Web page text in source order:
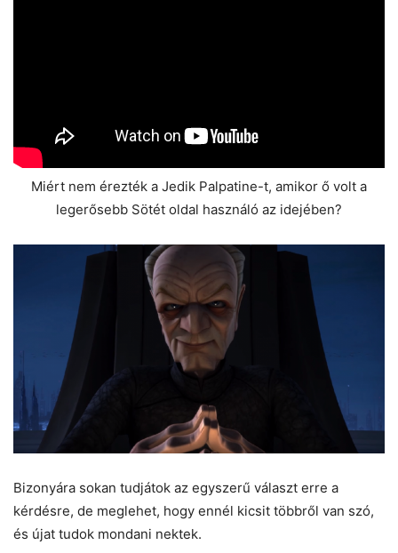
Miért nem érezték a Jedik Palpatine-t, amikor ő volt a
legerősebb Sötét oldal használó az idejében?
Bizonyára sokan tudjátok az egyszerű választ erre a
kérdésre, de meglehet, hogy ennél kicsit többről van szó,
és újat tudok mondani nektek.